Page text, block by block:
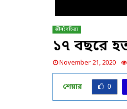
জীববৈচিত্র্য
১৭ বছরে
November 21, 2020
শেয়ার 0